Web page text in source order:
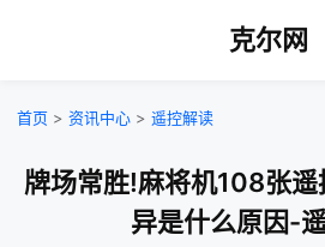
克尔网
首页 > 资讯中心 > 遥控解读
牌场常胜!麻将机108张遥
异是什么原因-